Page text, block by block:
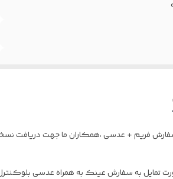
فریم + عدسی ،همکاران ما جهت دریافت نسخه
تمایل به سفارش عینک به همراه عدسی بلوکنترل